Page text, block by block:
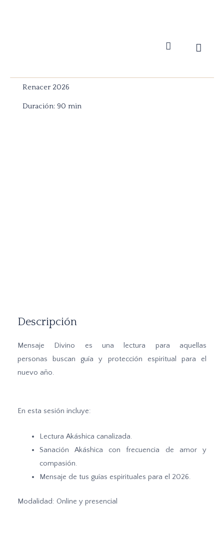
Cart
Renacer 2026
Duración: 90 min
Descripción
Mensaje Divino es una lectura para aquellas
personas buscan guía y protección espiritual para el
nuevo año.
En esta sesión incluye:
Lectura Akáshica canalizada.
Sanación Akáshica con frecuencia de amor y
compasión.
Mensaje de tus guías espirituales para el 2026.
Modalidad: Online y presencial